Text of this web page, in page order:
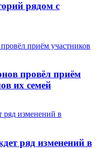
рядом с
провёл приём
их семей
ряд изменений в